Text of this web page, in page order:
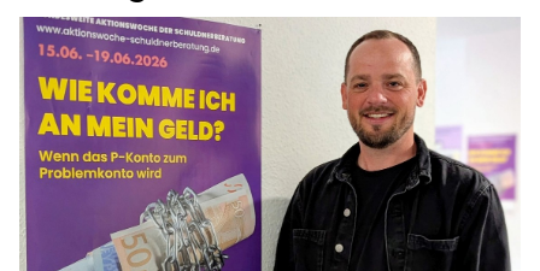
IMMER MEHR MENSCHEN IN GELDNOT